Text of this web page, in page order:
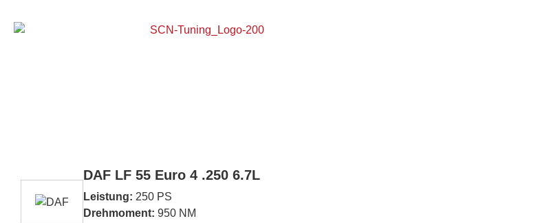
DAF LF 55 Euro 4 .250 6.7L
Leistung: 250 PS
Drehmoment: 950 NM